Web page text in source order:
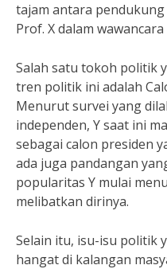
tajam antara
Prof. X dalam
Salah satu tokoh politik
tren politik ini adalah
Menurut survei yang
independen, Y saat ini
sebagai calon presiden
ada juga pandangan
popularitas Y mulai
melibatkan dirinya.
Selain itu, isu-isu politik
hangat di kalangan